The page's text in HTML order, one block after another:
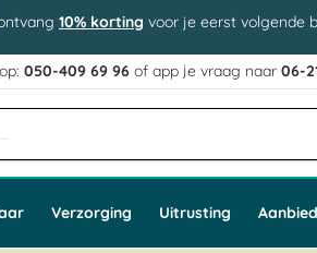
10% korting voor je eerst volgende
050-409 69 96 of app je vraag naar06-
Verzorging Uitrusting